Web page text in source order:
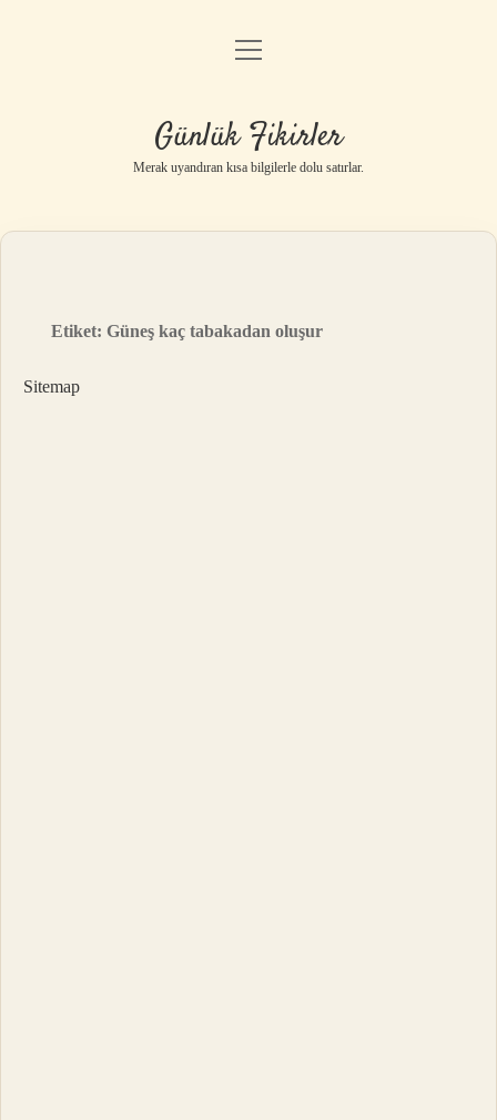
Anasayfa
Yasal Uyarı
menüyü
Günlük Fikirler
Merak uyandıran kısa bilgilerle dolu satırlar.
Etiket:Güneş kaç tabakadan oluşur
Sitemap